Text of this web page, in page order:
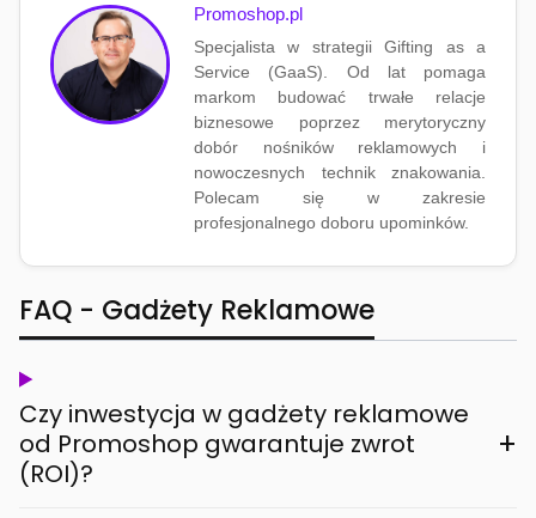
Promoshop.pl
Specjalista w strategii Gifting as a
Service (GaaS). Od lat pomaga
markom budować trwałe relacje
biznesowe poprzez merytoryczny
dobór nośników reklamowych i
nowoczesnych technik znakowania.
Polecam się w zakresie
profesjonalnego doboru upominków.
FAQ - Gadżety Reklamowe
Czy inwestycja w gadżety reklamowe
od Promoshop gwarantuje zwrot
(ROI)?
+